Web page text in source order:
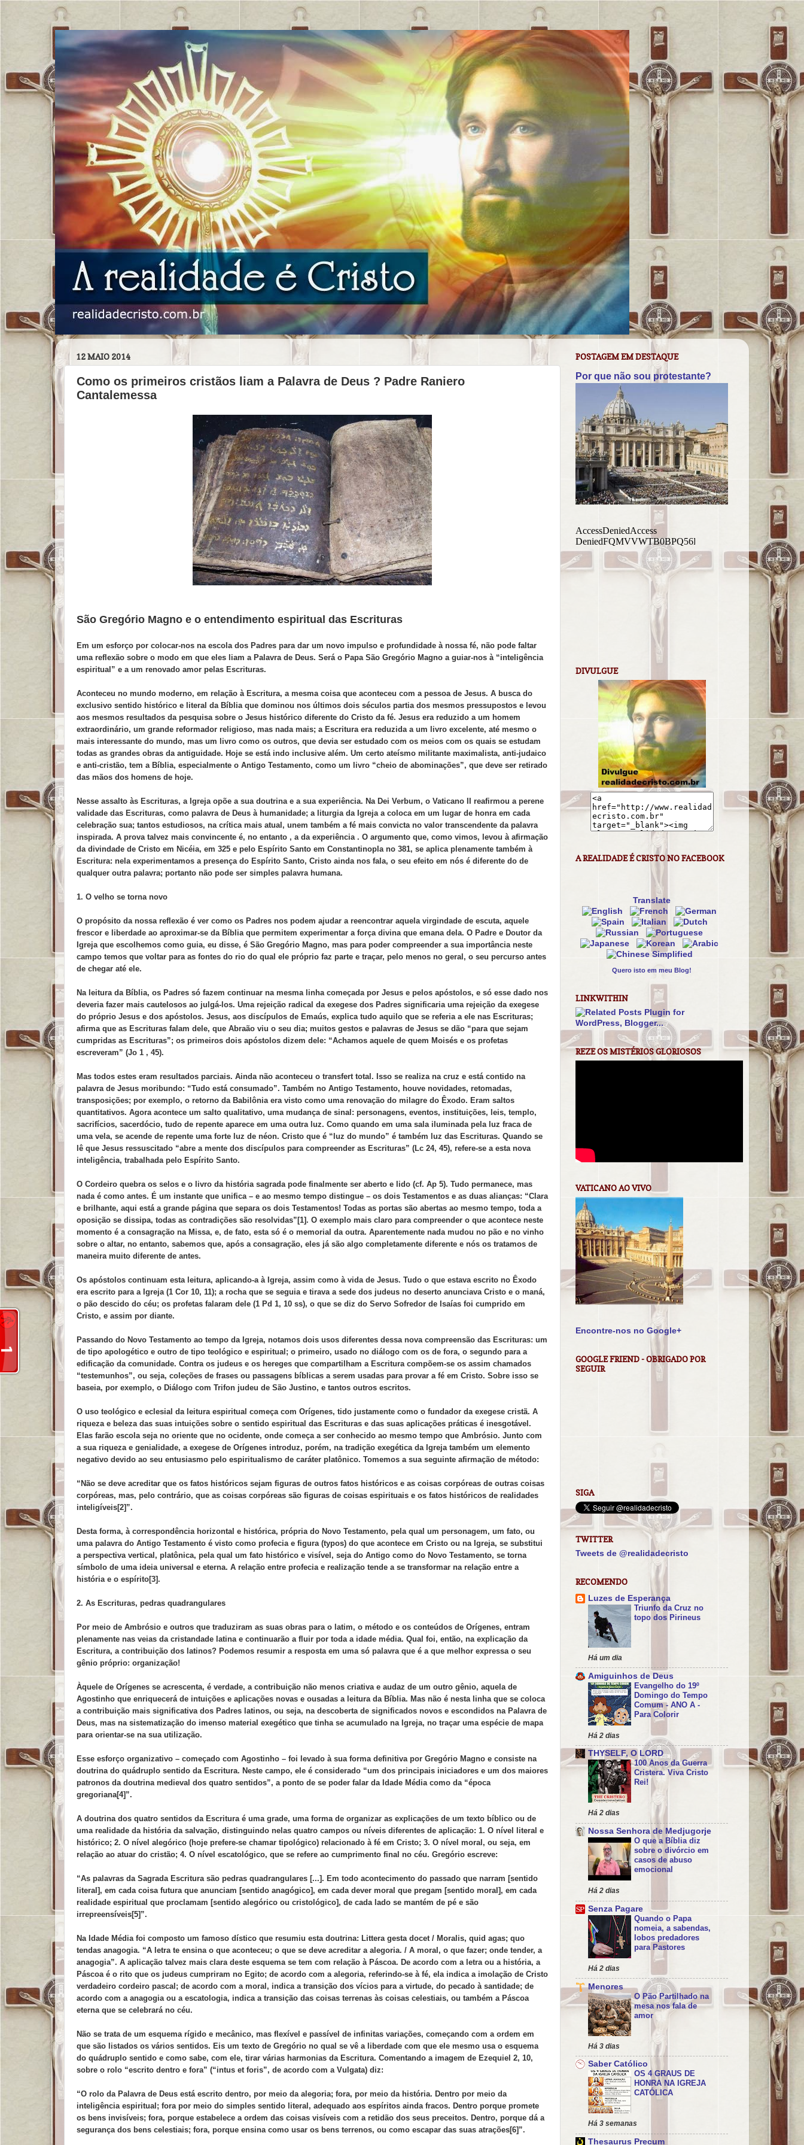
12 MAIO 2014
Como os primeiros cristãos liam a Palavra de Deus ? Padre Raniero
Cantalemessa
São Gregório Magno e o entendimento espiritual das Escrituras
Em um esforço por colocar-nos na escola dos Padres para dar um novo impulso e profundidade à nossa fé, não pode faltar
uma reflexão sobre o modo em que eles liam a Palavra de Deus. Será o Papa São Gregório Magno a guiar-nos à “inteligência
espiritual” e a um renovado amor pelas Escrituras.
Aconteceu no mundo moderno, em relação à Escritura, a mesma coisa que aconteceu com a pessoa de Jesus. A busca do
exclusivo sentido histórico e literal da Bíblia que dominou nos últimos dois séculos partia dos mesmos pressupostos e levou
aos mesmos resultados da pesquisa sobre o Jesus histórico diferente do Cristo da fé. Jesus era reduzido a um homem
extraordinário, um grande reformador religioso, mas nada mais; a Escritura era reduzida a um livro excelente, até mesmo o
mais interessante do mundo, mas um livro como os outros, que devia ser estudado com os meios com os quais se estudam
todas as grandes obras da antiguidade. Hoje se está indo inclusive além. Um certo ateísmo militante maximalista, anti-judaico
e anti-cristão, tem a Bíblia, especialmente o Antigo Testamento, como um livro “cheio de abominações”, que deve ser retirado
das mãos dos homens de hoje.
Nesse assalto às Escrituras, a Igreja opõe a sua doutrina e a sua experiência. Na Dei Verbum, o Vaticano II reafirmou a perene
validade das Escrituras, como palavra de Deus à humanidade; a liturgia da Igreja a coloca em um lugar de honra em cada
celebração sua; tantos estudiosos, na crítica mais atual, unem também a fé mais convicta no valor transcendente da palavra
inspirada. A prova talvez mais convincente é, no entanto , a da experiência . O argumento que, como vimos, levou à afirmação
da divindade de Cristo em Nicéia, em 325 e pelo Espírito Santo em Constantinopla no 381, se aplica plenamente também à
Escritura: nela experimentamos a presença do Espírito Santo, Cristo ainda nos fala, o seu efeito em nós é diferente do de
qualquer outra palavra; portanto não pode ser simples palavra humana.
1. O velho se torna novo
O propósito da nossa reflexão é ver como os Padres nos podem ajudar a reencontrar aquela virgindade de escuta, aquele
frescor e liberdade ao aproximar-se da Bíblia que permitem experimentar a força divina que emana dela. O Padre e Doutor da
Igreja que escolhemos como guia, eu disse, é São Gregório Magno, mas para poder compreender a sua importância neste
campo temos que voltar para as fontes do rio do qual ele próprio faz parte e traçar, pelo menos no geral, o seu percurso antes
de chegar até ele.
Na leitura da Bíblia, os Padres só fazem continuar na mesma linha começada por Jesus e pelos apóstolos, e só esse dado nos
deveria fazer mais cautelosos ao julgá-los. Uma rejeição radical da exegese dos Padres significaria uma rejeição da exegese
do próprio Jesus e dos apóstolos. Jesus, aos discípulos de Emaús, explica tudo aquilo que se referia a ele nas Escrituras;
afirma que as Escrituras falam dele, que Abraão viu o seu dia; muitos gestos e palavras de Jesus se dão “para que sejam
cumpridas as Escrituras”; os primeiros dois apóstolos dizem dele: “Achamos aquele de quem Moisés e os profetas
escreveram” (Jo 1 , 45).
Mas todos estes eram resultados parciais. Ainda não aconteceu o transfert total. Isso se realiza na cruz e está contido na
palavra de Jesus moribundo: “Tudo está consumado”. Também no Antigo Testamento, houve novidades, retomadas,
transposições; por exemplo, o retorno da Babilônia era visto como uma renovação do milagre do Êxodo. Eram saltos
quantitativos. Agora acontece um salto qualitativo, uma mudança de sinal: personagens, eventos, instituições, leis, templo,
sacrifícios, sacerdócio, tudo de repente aparece em uma outra luz. Como quando em uma sala iluminada pela luz fraca de
uma vela, se acende de repente uma forte luz de néon. Cristo que é “luz do mundo” é também luz das Escrituras. Quando se
lê que Jesus ressuscitado “abre a mente dos discípulos para compreender as Escrituras” (Lc 24, 45), refere-se a esta nova
inteligência, trabalhada pelo Espírito Santo.
O Cordeiro quebra os selos e o livro da história sagrada pode finalmente ser aberto e lido (cf. Ap 5). Tudo permanece, mas
nada é como antes. É um instante que unifica – e ao mesmo tempo distingue – os dois Testamentos e as duas alianças: “Clara
e brilhante, aqui está a grande página que separa os dois Testamentos! Todas as portas são abertas ao mesmo tempo, toda a
oposição se dissipa, todas as contradições são resolvidas”[1]. O exemplo mais claro para compreender o que acontece neste
momento é a consagração na Missa, e, de fato, esta só é o memorial da outra. Aparentemente nada mudou no pão e no vinho
sobre o altar, no entanto, sabemos que, após a consagração, eles já são algo completamente diferente e nós os tratamos de
maneira muito diferente de antes.
Os apóstolos continuam esta leitura, aplicando-a à Igreja, assim como à vida de Jesus. Tudo o que estava escrito no Êxodo
era escrito para a Igreja (1 Cor 10, 11); a rocha que se seguia e tirava a sede dos judeus no deserto anunciava Cristo e o maná,
o pão descido do céu; os profetas falaram dele (1 Pd 1, 10 ss), o que se diz do Servo Sofredor de Isaías foi cumprido em
Cristo, e assim por diante.
Passando do Novo Testamento ao tempo da Igreja, notamos dois usos diferentes dessa nova compreensão das Escrituras: um
de tipo apologético e outro de tipo teológico e espiritual; o primeiro, usado no diálogo com os de fora, o segundo para a
edificação da comunidade. Contra os judeus e os hereges que compartilham a Escritura compõem-se os assim chamados
“testemunhos”, ou seja, coleções de frases ou passagens bíblicas a serem usadas para provar a fé em Cristo. Sobre isso se
baseia, por exemplo, o Diálogo com Trifon judeu de São Justino, e tantos outros escritos.
O uso teológico e eclesial da leitura espiritual começa com Orígenes, tido justamente como o fundador da exegese cristã. A
riqueza e beleza das suas intuições sobre o sentido espiritual das Escrituras e das suas aplicações práticas é inesgotável.
Elas farão escola seja no oriente que no ocidente, onde começa a ser conhecido ao mesmo tempo que Ambrósio. Junto com
a sua riqueza e genialidade, a exegese de Orígenes introduz, porém, na tradição exegética da Igreja também um elemento
negativo devido ao seu entusiasmo pelo espiritualismo de caráter platônico. Tomemos a sua seguinte afirmação de método:
“Não se deve acreditar que os fatos históricos sejam figuras de outros fatos históricos e as coisas corpóreas de outras coisas
corpóreas, mas, pelo contrário, que as coisas corpóreas são figuras de coisas espirituais e os fatos históricos de realidades
inteligíveis[2]”.
Desta forma, à correspondência horizontal e histórica, própria do Novo Testamento, pela qual um personagem, um fato, ou
uma palavra do Antigo Testamento é visto como profecia e figura (typos) do que acontece em Cristo ou na Igreja, se substitui
a perspectiva vertical, platônica, pela qual um fato histórico e visível, seja do Antigo como do Novo Testamento, se torna
símbolo de uma ideia universal e eterna. A relação entre profecia e realização tende a se transformar na relação entre a
história e o espírito[3].
2. As Escrituras, pedras quadrangulares
Por meio de Ambrósio e outros que traduziram as suas obras para o latim, o método e os conteúdos de Orígenes, entram
plenamente nas veias da cristandade latina e continuarão a fluir por toda a idade média. Qual foi, então, na explicação da
Escritura, a contribuição dos latinos? Podemos resumir a resposta em uma só palavra que é a que melhor expressa o seu
gênio próprio: organização!
Àquele de Orígenes se acrescenta, é verdade, a contribuição não menos criativa e audaz de um outro gênio, aquela de
Agostinho que enriquecerá de intuições e aplicações novas e ousadas a leitura da Bíblia. Mas não é nesta linha que se coloca
a contribuição mais significativa dos Padres latinos, ou seja, na descoberta de significados novos e escondidos na Palavra de
Deus, mas na sistematização do imenso material exegético que tinha se acumulado na Igreja, no traçar uma espécie de mapa
para orientar-se na sua utilização.
Esse esforço organizativo – começado com Agostinho – foi levado à sua forma definitiva por Gregório Magno e consiste na
doutrina do quádruplo sentido da Escritura. Neste campo, ele é considerado “um dos principais iniciadores e um dos maiores
patronos da doutrina medieval dos quatro sentidos”, a ponto de se poder falar da Idade Média como da “época
gregoriana[4]”.
A doutrina dos quatro sentidos da Escritura é uma grade, uma forma de organizar as explicações de um texto bíblico ou de
uma realidade da história da salvação, distinguindo nelas quatro campos ou níveis diferentes de aplicação: 1. O nível literal e
histórico; 2. O nível alegórico (hoje prefere-se chamar tipológico) relacionado à fé em Cristo; 3. O nível moral, ou seja, em
relação ao atuar do cristão; 4. O nível escatológico, que se refere ao cumprimento final no céu. Gregório escreve:
“As palavras da Sagrada Escritura são pedras quadrangulares [...]. Em todo acontecimento do passado que narram [sentido
literal], em cada coisa futura que anunciam [sentido anagógico], em cada dever moral que pregam [sentido moral], em cada
realidade espiritual que proclamam [sentido alegórico ou cristológico], de cada lado se mantém de pé e são
irrepreensíveis[5]”.
Na Idade Média foi composto um famoso dístico que resumiu esta doutrina: Littera gesta docet / Moralis, quid agas; quo
tendas anagogia. “A letra te ensina o que aconteceu; o que se deve acreditar a alegoria. / A moral, o que fazer; onde tender, a
anagogia”. A aplicação talvez mais clara deste esquema se tem com relação à Páscoa. De acordo com a letra ou a história, a
Páscoa é o rito que os judeus cumpriram no Egito; de acordo com a alegoria, referindo-se à fé, ela indica a imolação de Cristo
verdadeiro cordeiro pascal; de acordo com a moral, indica a transição dos vícios para a virtude, do pecado à santidade; de
acordo com a anagogia ou a escatologia, indica a transição das coisas terrenas às coisas celestiais, ou também a Páscoa
eterna que se celebrará no céu.
Não se trata de um esquema rígido e mecânico, mas flexível e passível de infinitas variações, começando com a ordem em
que são listados os vários sentidos. Eis um texto de Gregório no qual se vê a liberdade com que ele mesmo usa o esquema
do quádruplo sentido e como sabe, com ele, tirar várias harmonias da Escritura. Comentando a imagem de Ezequiel 2, 10,
sobre o rolo “escrito dentro e fora” (“intus et foris”, de acordo com a Vulgata) diz:
“O rolo da Palavra de Deus está escrito dentro, por meio da alegoria; fora, por meio da história. Dentro por meio da
inteligência espiritual; fora por meio do simples sentido literal, adequado aos espíritos ainda fracos. Dentro porque promete
os bens invisíveis; fora, porque estabelece a ordem das coisas visíveis com a retidão dos seus preceitos. Dentro, porque dá a
segurança dos bens celestiais; fora, porque ensina como usar os bens terrenos, ou como escapar das suas atrações[6]”.
POSTAGEM EM DESTAQUE
Por que não sou protestante?
DIVULGUE
A REALIDADE É CRISTO NO FACEBOOK
Translate
Quero isto em meu Blog!
LINKWITHIN
REZE OS MISTÉRIOS GLORIOSOS
VATICANO AO VIVO
Encontre-nos no Google+
GOOGLE FRIEND - OBRIGADO POR
SEGUIR
SIGA
TWITTER
Tweets de @realidadecristo
RECOMENDO
Luzes de Esperança
Triunfo da Cruz no
topo dos Pirineus
Há um dia
Amiguinhos de Deus
Evangelho do 19º
Domingo do Tempo
Comum - ANO A -
Para Colorir
Há 2 dias
THYSELF, O LORD
100 Anos da Guerra
Cristera. Viva Cristo
Rei!
Há 2 dias
Nossa Senhora de Medjugorje
O que a Bíblia diz
sobre o divórcio em
casos de abuso
emocional
Há 2 dias
Senza Pagare
Quando o Papa
nomeia, a sabendas,
lobos predadores
para Pastores
Há 2 dias
Menores
O Pão Partilhado na
mesa nos fala de
amor
Há 3 dias
Saber Católico
OS 4 GRAUS DE
HONRA NA IGREJA
CATÓLICA
Há 3 semanas
Thesaurus Precum